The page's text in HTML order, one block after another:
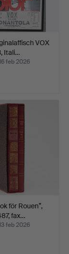
VOX
Itali…
feb 2026
för Rouen”,
fax…
feb 2026